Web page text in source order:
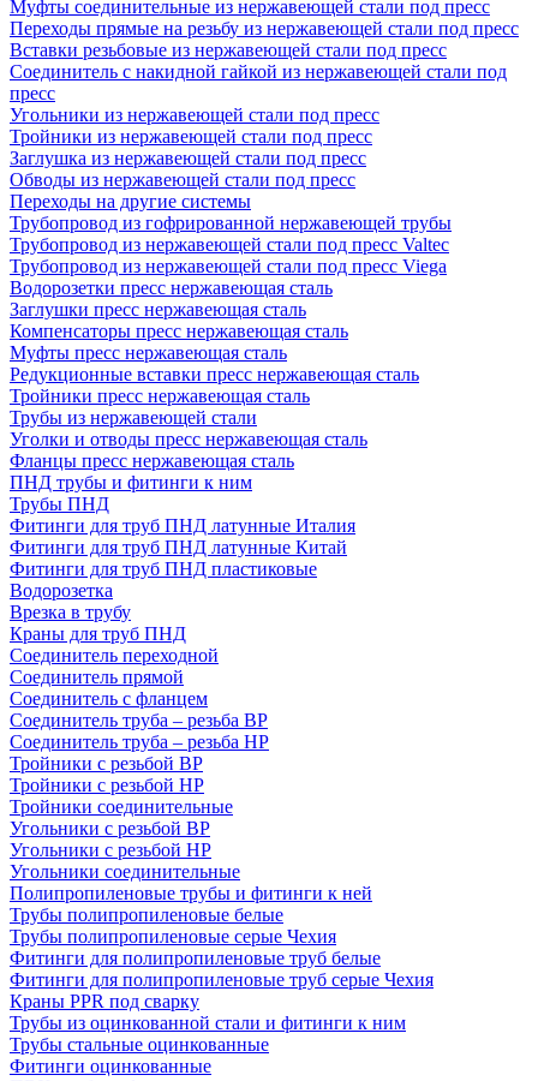
Муфты соединительные из нержавеющей стали под пресс
Переходы прямые на резьбу из нержавеющей стали под пресс
Вставки резьбовые из нержавеющей стали под пресс
Соединитель с накидной гайкой из нержавеющей стали под
пресс
Угольники из нержавеющей стали под пресс
Тройники из нержавеющей стали под пресс
Заглушка из нержавеющей стали под пресс
Обводы из нержавеющей стали под пресс
Переходы на другие системы
Трубопровод из гофрированной нержавеющей трубы
Трубопровод из нержавеющей стали под пресс Valtec
Трубопровод из нержавеющей стали под пресс Viega
Водорозетки пресс нержавеющая сталь
Заглушки пресс нержавеющая сталь
Компенсаторы пресс нержавеющая сталь
Муфты пресс нержавеющая сталь
Редукционные вставки пресс нержавеющая сталь
Тройники пресс нержавеющая сталь
Трубы из нержавеющей стали
Уголки и отводы пресс нержавеющая сталь
Фланцы пресс нержавеющая сталь
ПНД трубы и фитинги к ним
Трубы ПНД
Фитинги для труб ПНД латунные Италия
Фитинги для труб ПНД латунные Китай
Фитинги для труб ПНД пластиковые
Водорозетка
Врезка в трубу
Краны для труб ПНД
Соединитель переходной
Соединитель прямой
Соединитель с фланцем
Соединитель труба – резьба ВР
Соединитель труба – резьба НР
Тройники с резьбой ВР
Тройники с резьбой НР
Тройники соединительные
Угольники с резьбой ВР
Угольники с резьбой НР
Угольники соединительные
Полипропиленовые трубы и фитинги к ней
Трубы полипропиленовые белые
Трубы полипропиленовые серые Чехия
Фитинги для полипропиленовые труб белые
Фитинги для полипропиленовые труб серые Чехия
Краны PPR под сварку
Трубы из оцинкованной стали и фитинги к ним
Трубы стальные оцинкованные
Фитинги оцинкованные